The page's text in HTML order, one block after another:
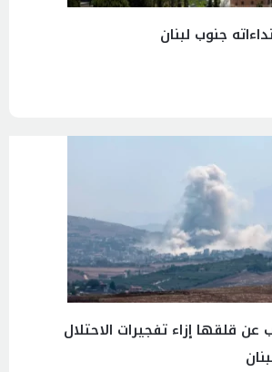
جنوب لبنان
عن قلقها إزاء تفجيرات الاحتلال